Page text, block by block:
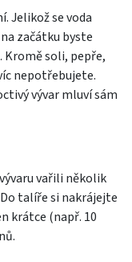
Jelikož se voda
začátku byste
soli, pepře,
nepotřebujete.
vývar mluví sám
vařili několik
talíře si nakrájejte
krátce (např. 10